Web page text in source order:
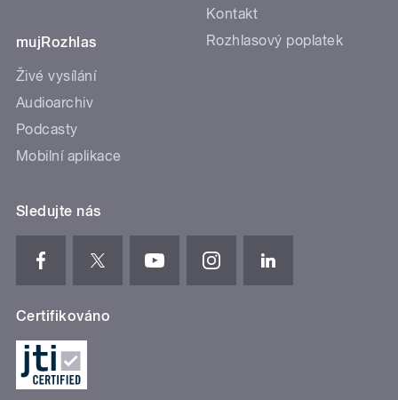
mujRozhlas
Živé vysílání
Audioarchiv
Podcasty
Mobilní aplikace
Kontakt
Rozhlasový poplatek
Sledujte nás
Certifikováno